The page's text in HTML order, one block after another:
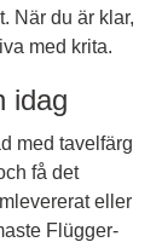
När du är klar,
med krita.
idag
med tavelfärg
få det
eller
Flügger-